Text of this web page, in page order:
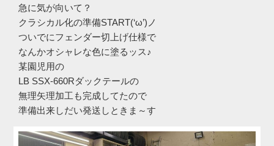
急に気が向いて？
クラシカル化の準備START(‘ω’)ノ
ついでにフェンダー切上げ仕様で
なんかオシャレな色に塗るッス♪
某園児用の
LB SSX-660Rダックテールの
無理矢理加工も完成してたので
準備出来しだい発送しときま～す